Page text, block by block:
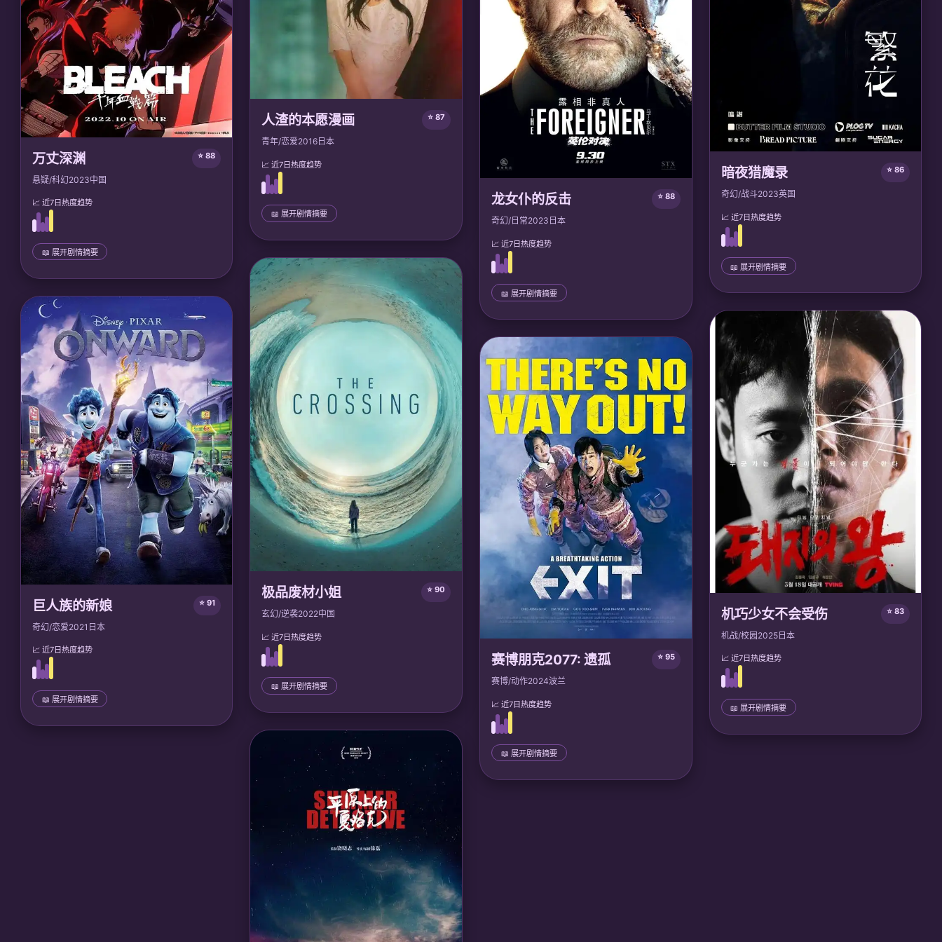
万丈深渊 ⭐ 88
悬疑/科幻2023中国
📈 近7日热度趋势
📖 展开剧情摘要
思维聚合体，能具象化人类恐惧。林渡利用心
理学反制，最终与深渊意识共生，开启了人类
意识维度跃迁的新纪元。
🎙️ 声优/团队： 声优: 阿杰, 山新; 制作: 好传动
巨人族的新娘 ⭐ 91
奇幻/恋爱2021 日本
📈 近7日热度趋势
📖 展开剧情摘要
人渣的本愿漫画 ⭐ 87
青年/恋爱2016 日本
📈 近7日热度趋势
📖 展开剧情摘要
经历了嫉妒与迷茫后，他们最终懂得真爱不是
依赖，勇敢告别虚假关系，踏上独立人生。
🎙️ 声优/团队：
声优: 安济知佳, 岛崎信长;
Lerche
极品废材小姐 ⭐ 90
玄幻/逆袭2022中国
📈 近7日热度趋势
📖 展开剧情摘要
世战神记忆，逆袭家族，收复凶兽，最终飞升
神界平定五域浩劫，成为万古第一女帝。
🎙️ 声优/团队： 声优: 张喆, 赵毅; 福煦影视
龙女仆的反击 ⭐ 88
奇幻/日常2023 日本
📈 近7日热度趋势
📖 展开剧情摘要
到人间成为一家咖啡店店员，与人类伙伴共同
对抗龙族激进派，最终实现龙与人的和谐共
处。
🎙️ 声优/团队：声优: 上坂堇, 杉田智和; 京都动
画
赛博朋克2077: 遗孤 ⭐ 95
赛博/动作2024波兰
📈 近7日热度趋势
📖 展开剧情摘要
暗夜猎魔录 ⭐ 86
奇幻/战斗2023英国
📈 近7日热度趋势
📖 展开剧情摘要
代的伦敦追猎德古拉后裔。他逐渐发现黑暗议
会与人类贵族的勾结，最终推翻黑暗王朝，迎
来人类黎明。
🎙️ 声优/团队：
声优: 大冢明夫, 泽城美雪;
Powerhouse
机巧少女不会受伤 ⭐ 83
机战/校园 2025日本
📈 近7日热度趋势
📖 展开剧情摘要